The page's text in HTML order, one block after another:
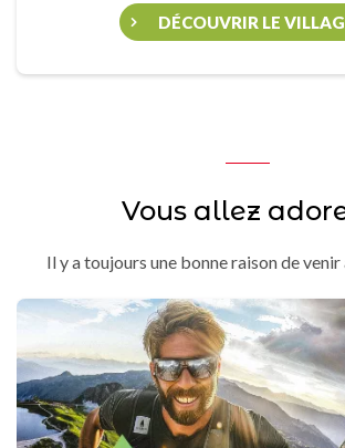
DÉCOUVRIR LE
Vous allez
Il y a toujours une bonne raison de